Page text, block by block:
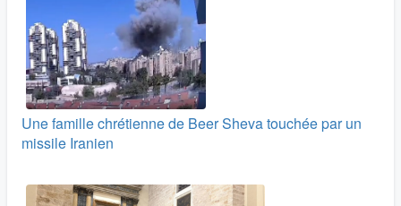
Une famille chrétienne de Beer Sheva touchée par un
missile Iranien